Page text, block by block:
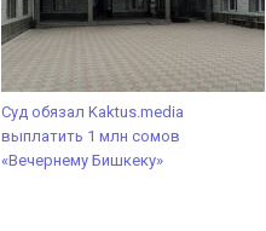
Суд обязал Kaktus.media
выплатить 1 млн сомов
«Вечернему Бишкеку»